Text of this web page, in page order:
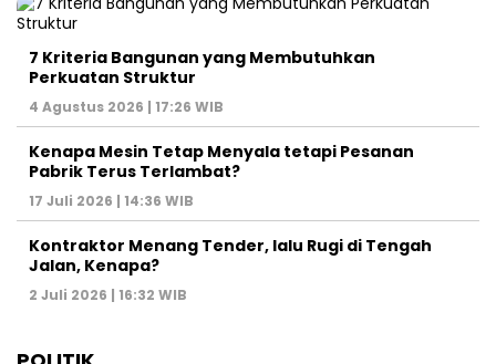
7 Kriteria Bangunan yang Membutuhkan
Perkuatan Struktur
4 Agustus 2026 | 17:26 WIB
Kenapa Mesin Tetap Menyala tetapi Pesanan
Pabrik Terus Terlambat?
17 Juli 2026 | 14:36 WIB
Kontraktor Menang Tender, lalu Rugi di Tengah
Jalan, Kenapa?
2 Juli 2026 | 16:32 WIB